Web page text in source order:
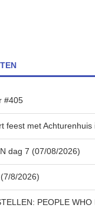
#405
feest met Achturenhuis
dag 7 (07/08/2026)
8/2026)
PEOPLE WHO